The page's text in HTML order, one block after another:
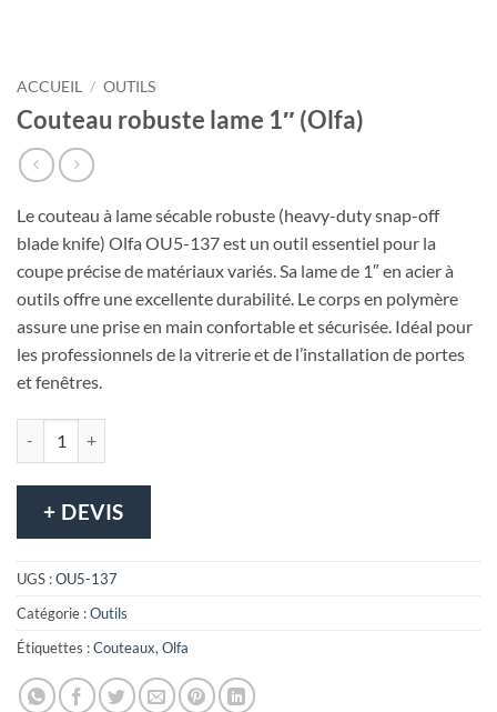
ACCUEIL / OUTILS
Couteau robuste lame 1″ (Olfa)
Le couteau à lame sécable robuste (heavy-duty snap-off
blade knife) Olfa OU5-137 est un outil essentiel pour la
coupe précise de matériaux variés. Sa lame de 1″ en acier à
outils offre une excellente durabilité. Le corps en polymère
assure une prise en main confortable et sécurisée. Idéal pour
les professionnels de la vitrerie et de l’installation de portes
et fenêtres.
+ DEVIS
UGS :OU5-137
Catégorie :Outils
Étiquettes :Couteaux, Olfa